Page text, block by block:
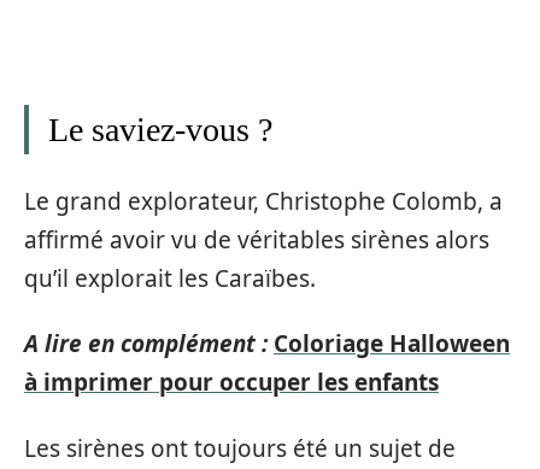
Le saviez-vous ?
Le grand explorateur, Christophe Colomb, a
affirmé avoir vu de véritables sirènes alors
qu’il explorait les Caraïbes.
A lire en complément : Coloriage Halloween
à imprimer pour occuper les enfants
Les sirènes ont toujours été un sujet de